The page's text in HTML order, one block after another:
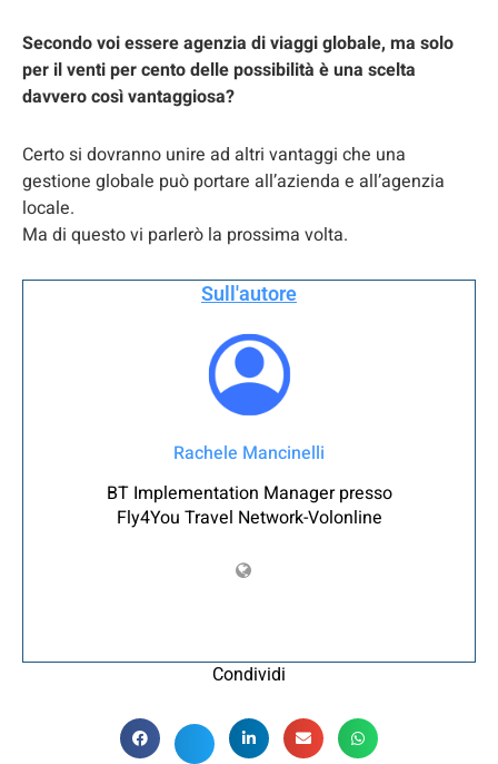
Secondo voi essere agenzia di viaggi globale, ma solo
per il venti per cento delle possibilità è una scelta
davvero così vantaggiosa?
Certo si dovranno unire ad altri vantaggi che una
gestione globale può portare all’azienda e all’agenzia
locale.
Ma di questo vi parlerò la prossima volta.
Sull'autore
Rachele Mancinelli
BT Implementation Manager presso
Fly4You Travel Network-Volonline
Condividi